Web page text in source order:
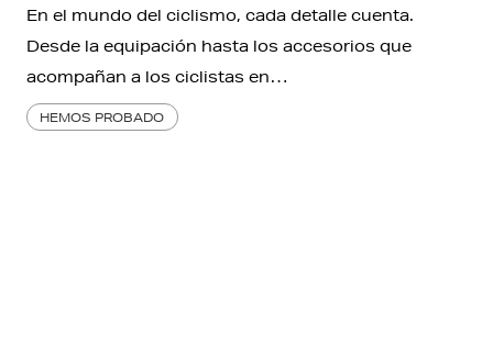
En el mundo del ciclismo, cada detalle cuenta.
Desde la equipación hasta los accesorios que
acompañan a los ciclistas en…
HEMOS PROBADO